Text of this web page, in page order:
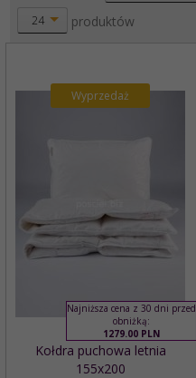
24 produktów
Wyprzedaż
Kołdra puchowa letnia
155x200
Najniższa cena z 30 dni przed
obniżką:
1279.00 PLN